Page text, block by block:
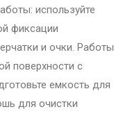
используйте
фиксации
и очки. Работы
поверхности с
емкость для
для очистки